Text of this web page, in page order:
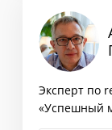
Эксперт по
«Успешный